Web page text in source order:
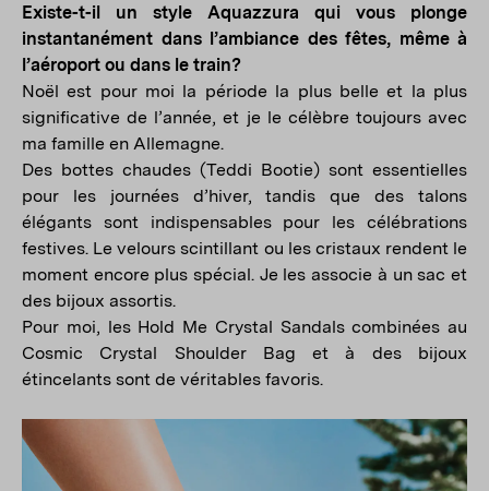
Existe-t-il un style Aquazzura qui vous plonge
instantanément dans l’ambiance des fêtes, même à
l’aéroport ou dans le train?
Noël est pour moi la période la plus belle et la plus
significative de l’année, et je le célèbre toujours avec
ma famille en Allemagne.
Des bottes chaudes (Teddi Bootie) sont essentielles
pour les journées d’hiver, tandis que des talons
élégants sont indispensables pour les célébrations
festives. Le velours scintillant ou les cristaux rendent le
moment encore plus spécial. Je les associe à un sac et
des bijoux assortis.
Pour moi, les Hold Me Crystal Sandals combinées au
Cosmic Crystal Shoulder Bag et à des bijoux
étincelants sont de véritables favoris.